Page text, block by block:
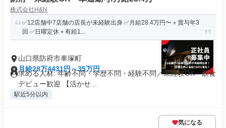
株式会社H&N
✅12店舗中7店舗の店長が未経験出身 ✅月給28.4万円〜＋賞与年3
回 ✅日曜定休＋有給1...
山口県防府市車塚町
月給28万4431円～35万円
求める人材: 年齢不問・学歴不問・経験不問／未経験OK・飲食
デビュー歓迎 【活かせ...
駅近5分以内
気になる